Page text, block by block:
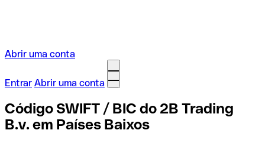
Abrir uma conta
Entrar Abrir uma conta
Código SWIFT / BIC do 2B Trading
B.v. em Países Baixos